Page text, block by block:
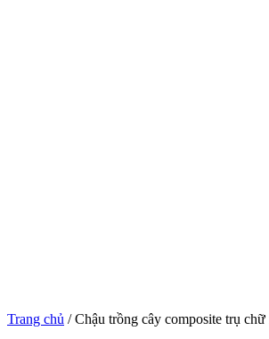
Trang chủ /Chậu trồng cây composite trụ